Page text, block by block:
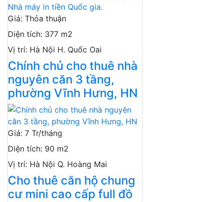
Giá: Thỏa thuận
Diện tích: 377 m2
Vị trí: Hà Nội H. Quốc Oai
Chính chủ cho thuê nhà
nguyên căn 3 tầng,
phường Vĩnh Hưng, HN
Giá: 7 Tr/tháng
Diện tích: 90 m2
Vị trí: Hà Nội Q. Hoàng Mai
Cho thuê căn hộ chung
cư mini cao cấp full đồ